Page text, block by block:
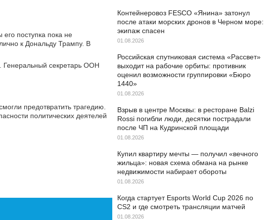
поступка пока не
к Дональду Трампу. В
Генеральный секретарь ООН
предотвратить трагедию.
политических деятелей
Контейнеровоз FESCO «Янина» затонул
после атаки морских дронов в Черном море:
экипаж спасен
01.08.2026
Российская спутниковая система «Рассвет»
выходит на рабочие орбиты: противник
оценил возможности группировки «Бюро
1440»
01.08.2026
Взрыв в центре Москвы: в ресторане Balzi
Rossi погибли люди, десятки пострадали
после ЧП на Кудринской площади
01.08.2026
Купил квартиру мечты — получил «вечного
жильца»: новая схема обмана на рынке
недвижимости набирает обороты
01.08.2026
Когда стартует Esports World Cup 2026 по
CS2 и где смотреть трансляции матчей
01.08.2026